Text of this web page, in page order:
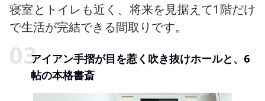
寝室とトイレも近く、将来を見据えて1階だけ
で生活が完結できる間取りです。
アイアン手摺が目を惹く吹き抜けホールと、6
帖の本格書斎